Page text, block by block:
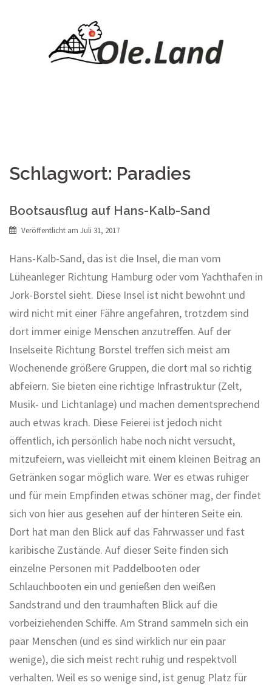
Schlagwort: Paradies
Bootsausflug auf Hans-Kalb-Sand
Veröffentlicht am Juli 31, 2017
Hans-Kalb-Sand, das ist die Insel, die man vom
Lüheanleger Richtung Hamburg oder vom Yachthafen in
Jork-Borstel sieht. Diese Insel ist nicht bewohnt und
wird nicht mit einer Fähre angefahren, trotzdem sind
dort immer einige Menschen anzutreffen. Auf der
Inselseite Richtung Borstel treffen sich meist am
Wochenende größere Gruppen, die dort mal so richtig
abfeiern. Sie bieten eine richtige Infrastruktur (Zelt,
Musik- und Lichtanlage) und machen dementsprechend
auch etwas krach. Diese Feierei ist jedoch nicht
öffentlich, ich persönlich habe noch nicht versucht,
mitzufeiern, was vielleicht mit einem kleinen Beitrag an
Getränken sogar möglich ware. Wer es etwas ruhiger
und für mein Empfinden etwas schöner mag, der findet
sich von hier aus gesehen auf der hinteren Seite ein.
Dort hat man den Blick auf das Fahrwasser und fast
karibische Zustände. Auf dieser Seite finden sich
einzelne Personen mit Paddelbooten oder
Schlauchbooten ein und genießen den weißen
Sandstrand und den traumhaften Blick auf die
vorbeiziehenden Schiffe. Am Strand sammeln sich ein
paar Menschen (und es sind wirklich nur ein paar
wenige), die sich meist recht ruhig und respektvoll
verhalten. Weil es so wenige sind, ist genug Platz für